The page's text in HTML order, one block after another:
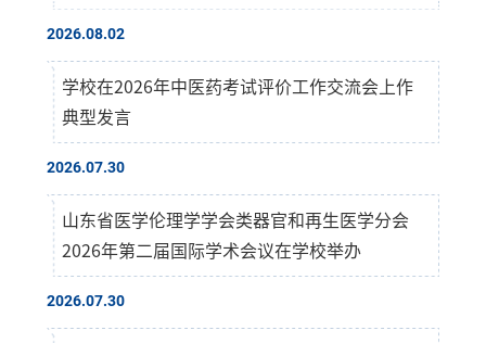
2026.08.02
学校在2026年中医药考试评价工作交流会上作
典型发言
2026.07.30
山东省医学伦理学学会类器官和再生医学分会
2026年第二届国际学术会议在学校举办
2026.07.30